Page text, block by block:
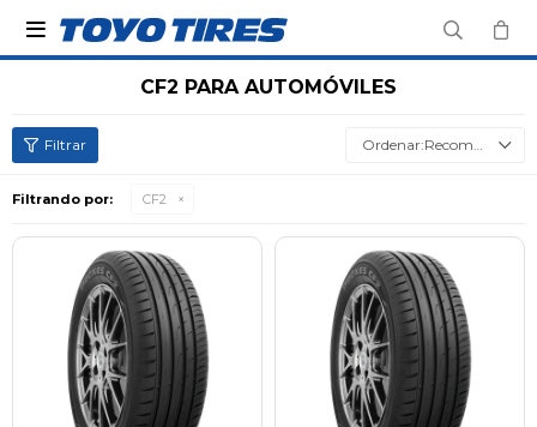

CF2 PARA AUTOMÓVILES
Recomendados
Filtrando por: CF2